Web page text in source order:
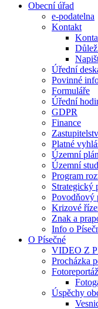
Obecní úřad
e-podatelna
Kontakt
Úřední
Povinné
Formuláře
Úřední
GDPR
Finance
Platné
Územní plán
Územní
Program
Strategický
Povodňový
Krizové
Znak a
Info o
O Písečné
VIDEO Z
Procházka
Úspěchy